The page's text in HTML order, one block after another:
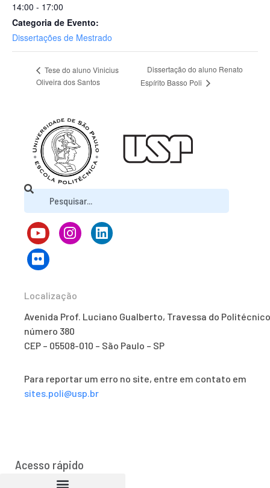
14:00 - 17:00
Categoria de Evento:
Dissertações de Mestrado
Tese do aluno Vinicius
Oliveira dos Santos
Dissertação do aluno Renato
Espírito Basso Poli
Localização
Avenida Prof. Luciano Gualberto, Travessa do
número 380
CEP – 05508-010 – São Paulo – SP
Para reportar um erro no site, entre em contato em
sites.poli@usp.br
Acesso rápido